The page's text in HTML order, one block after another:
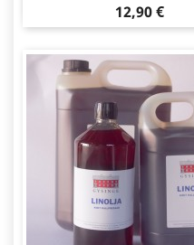
Hinta
12,90 €